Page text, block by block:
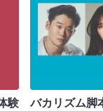
験
バカリズム脚